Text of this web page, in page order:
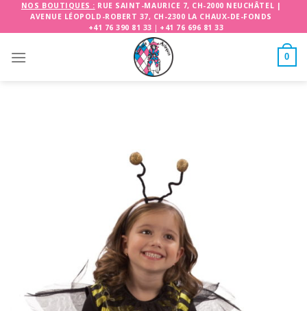
NOS BOUTIQUES : RUE SAINT-MAURICE 7, CH-2000 NEUCHÂTEL |
AVENUE LÉOPOLD-ROBERT 37, CH-2300 LA CHAUX-DE-FONDS
+41 76 390 81 33 | +41 76 696 81 33
0